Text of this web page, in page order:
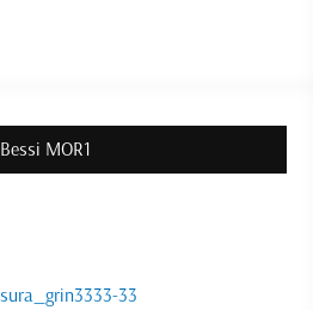
Bessi MOR1